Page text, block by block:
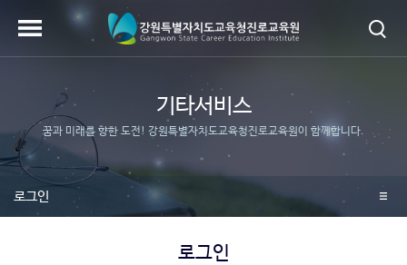
기타서비스
꿈과 미래를 향한 도전! 강원특별자치도교육청진로교육원이 함께합니다.
로그인
로그인